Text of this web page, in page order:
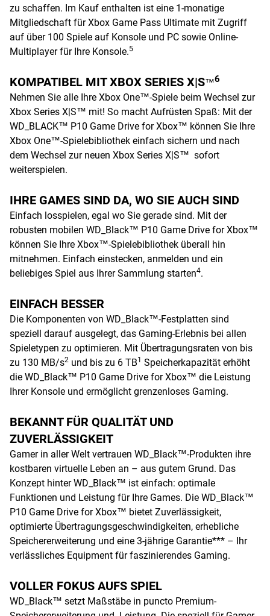
zu schaffen. Im Kauf enthalten ist eine 1-monatige
Mitgliedschaft für Xbox Game Pass Ultimate mit Zugriff
auf über 100 Spiele auf Konsole und PC sowie Online-
Multiplayer für Ihre Konsole.5
KOMPATIBEL MIT XBOX SERIES X|S™6
Nehmen Sie alle Ihre Xbox One™-Spiele beim Wechsel zur
Xbox Series X|S™ mit! So macht Aufrüsten Spaß: Mit der
WD_BLACK™ P10 Game Drive for Xbox™ können Sie Ihre
Xbox One™-Spielebibliothek einfach sichern und nach
dem Wechsel zur neuen Xbox Series X|S™ sofort
weiterspielen.
IHRE GAMES SIND DA, WO SIE AUCH SIND
Einfach losspielen, egal wo Sie gerade sind. Mit der
robusten mobilen WD_Black™ P10 Game Drive for Xbox™
können Sie Ihre Xbox™-Spielebibliothek überall hin
mitnehmen. Einfach einstecken, anmelden und ein
beliebiges Spiel aus Ihrer Sammlung starten4.
EINFACH BESSER
Die Komponenten von WD_Black™-Festplatten sind
speziell darauf ausgelegt, das Gaming-Erlebnis bei allen
Spieletypen zu optimieren. Mit Übertragungsraten von bis
zu 130 MB/s2 und bis zu 6 TB1 Speicherkapazität erhöht
die WD_Black™ P10 Game Drive for Xbox™ die Leistung
Ihrer Konsole und ermöglicht grenzenloses Gaming.
BEKANNT FÜR QUALITÄT UND
ZUVERLÄSSIGKEIT
Gamer in aller Welt vertrauen WD_Black™-Produkten ihre
kostbaren virtuelle Leben an – aus gutem Grund. Das
Konzept hinter WD_Black™ ist einfach: optimale
Funktionen und Leistung für Ihre Games. Die WD_Black™
P10 Game Drive for Xbox™ bietet Zuverlässigkeit,
optimierte Übertragungsgeschwindigkeiten, erhebliche
Speichererweiterung und eine 3-jährige Garantie*** – Ihr
verlässliches Equipment für faszinierendes Gaming.
VOLLER FOKUS AUFS SPIEL
WD_Black™ setzt Maßstäbe in puncto Premium-